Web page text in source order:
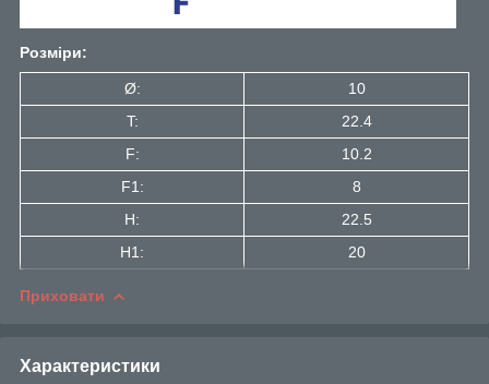
Розміри:
Ø:
10
T:
22.4
F:
10.2
F1:
8
H:
22.5
H1:
20
Приховати
Характеристики